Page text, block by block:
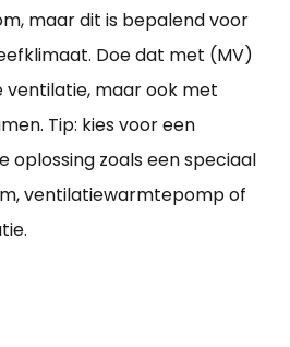
maar dit is bepalend voor
Doe dat met (MV)
ventilatie, maar ook met
Tip: kies voor een
oplossing zoals een speciaal
ventilatiewarmtepomp of